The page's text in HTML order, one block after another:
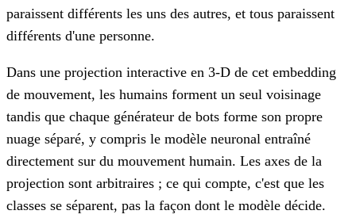
paraissent différents les uns des autres, et tous paraissent
différents d'une personne.
Dans une projection interactive en 3-D de cet embedding
de mouvement, les humains forment un seul voisinage
tandis que chaque générateur de bots forme son propre
nuage séparé, y compris le modèle neuronal entraîné
directement sur du mouvement humain. Les axes de la
projection sont arbitraires ; ce qui compte, c'est que les
classes se séparent, pas la façon dont le modèle décide.